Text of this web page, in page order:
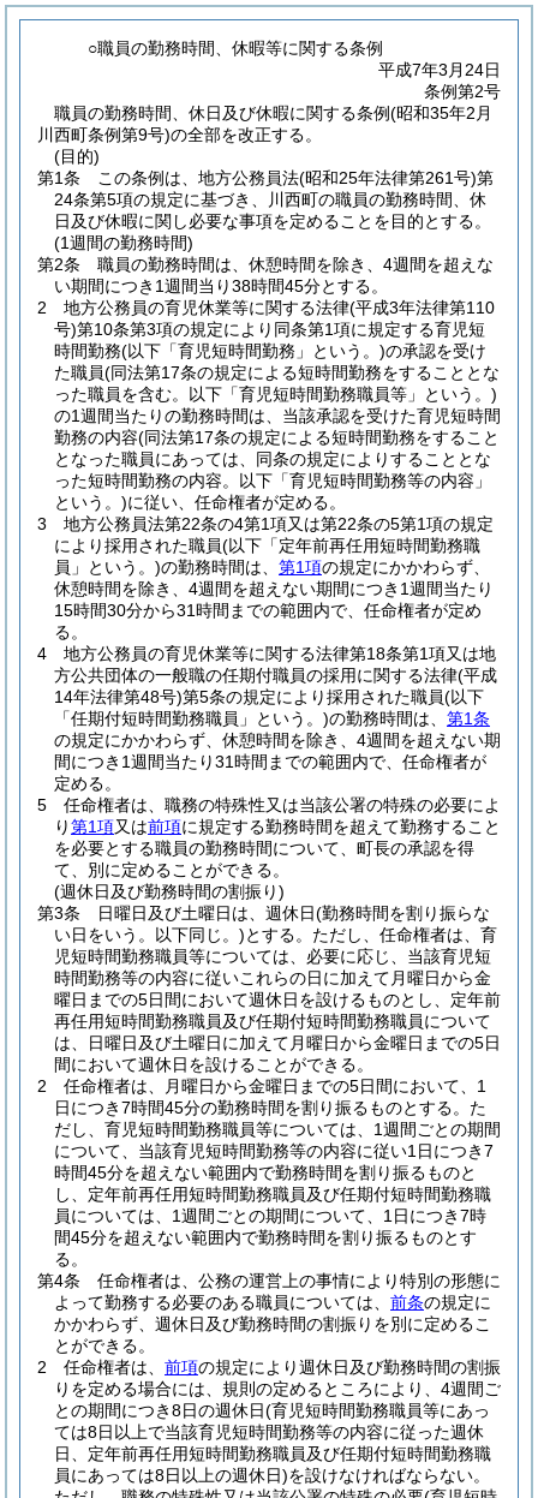
○職員の勤務時間、休暇等に関する条例
平成7年3月24日
条例第2号
職員の勤務時間、休日及び休暇に関する条例(昭和35年2月
川西町条例第9号)の全部を改正する。
(目的)
第1条
この条例は、地方公務員法(昭和25年法律第261号)第
24条第5項の規定に基づき、川西町の職員の勤務時間、休
日及び休暇に関し必要な事項を定めることを目的とする。
(1週間の勤務時間)
第2条
職員の勤務時間は、休憩時間を除き、4週間を超えな
い期間につき1週間当り38時間45分とする。
2
地方公務員の育児休業等に関する法律(平成3年法律第110
号)第10条第3項の規定により同条第1項に規定する育児短
時間勤務(以下「育児短時間勤務」という。)の承認を受け
た職員(同法第17条の規定による短時間勤務をすることとな
った職員を含む。以下「育児短時間勤務職員等」という。)
の1週間当たりの勤務時間は、当該承認を受けた育児短時間
勤務の内容(同法第17条の規定による短時間勤務をすること
となった職員にあっては、同条の規定によりすることとな
った短時間勤務の内容。以下「育児短時間勤務等の内容」
という。)に従い、任命権者が定める。
3
地方公務員法第22条の4第1項又は第22条の5第1項の規定
により採用された職員(以下「定年前再任用短時間勤務職
員」という。)の勤務時間は、 第1項の規定にかかわらず、
休憩時間を除き、4週間を超えない期間につき1週間当たり
15時間30分から31時間までの範囲内で、任命権者が定め
る。
4
地方公務員の育児休業等に関する法律第18条第1項又は地
方公共団体の一般職の任期付職員の採用に関する法律(平成
14年法律第48号)第5条の規定により採用された職員(以下
「任期付短時間勤務職員」という。)の勤務時間は、 第1条
の規定にかかわらず、休憩時間を除き、4週間を超えない期
間につき1週間当たり31時間までの範囲内で、任命権者が
定める。
5
任命権者は、職務の特殊性又は当該公署の特殊の必要によ
り第1項又は前項に規定する勤務時間を超えて勤務すること
を必要とする職員の勤務時間について、町長の承認を得
て、別に定めることができる。
(週休日及び勤務時間の割振り)
第3条
日曜日及び土曜日は、週休日(勤務時間を割り振らな
い日をいう。以下同じ。)とする。 ただし、任命権者は、育
児短時間勤務職員等については、必要に応じ、当該育児短
時間勤務等の内容に従いこれらの日に加えて月曜日から金
曜日までの5日間において週休日を設けるものとし、定年前
再任用短時間勤務職員及び任期付短時間勤務職員について
は、日曜日及び土曜日に加えて月曜日から金曜日までの5日
間において週休日を設けることができる。
2
任命権者は、月曜日から金曜日までの5日間において、1
日につき7時間45分の勤務時間を割り振るものとする。 た
だし、育児短時間勤務職員等については、1週間ごとの期間
について、当該育児短時間勤務等の内容に従い1日につき7
時間45分を超えない範囲内で勤務時間を割り振るものと
し、定年前再任用短時間勤務職員及び任期付短時間勤務職
員については、1週間ごとの期間について、1日につき7時
間45分を超えない範囲内で勤務時間を割り振るものとす
る。
第4条
任命権者は、公務の運営上の事情により特別の形態に
よって勤務する必要のある職員については、 前条の規定に
かかわらず、週休日及び勤務時間の割振りを別に定めるこ
とができる。
2
任命権者は、 前項の規定により週休日及び勤務時間の割振
りを定める場合には、規則の定めるところにより、4週間ご
との期間につき8日の週休日(育児短時間勤務職員等にあっ
ては8日以上で当該育児短時間勤務等の内容に従った週休
日、定年前再任用短時間勤務職員及び任期付短時間勤務職
員にあっては8日以上の週休日)を設けなければならない。